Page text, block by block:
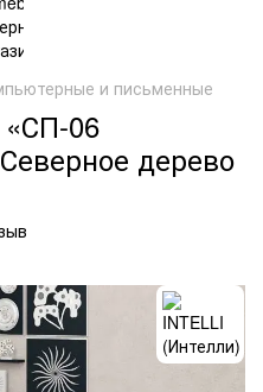
и письменные
06
дерево